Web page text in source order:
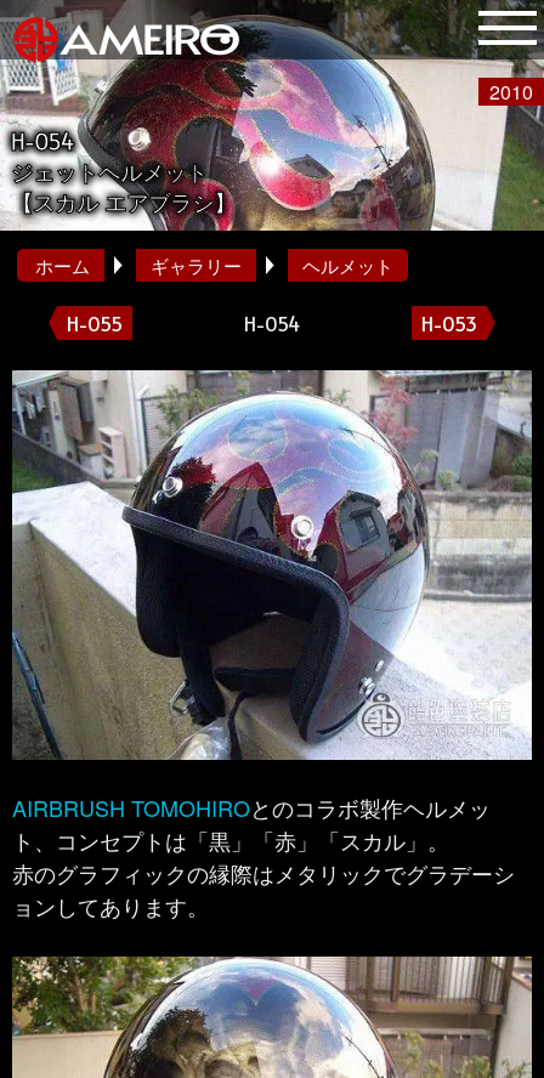
H-054
ジェットヘルメット
【スカル エアブラシ】
2010
ホーム ギャラリー ヘルメット
H-055 H-054 H-053
AIRBRUSH TOMOHIROとのコラボ製作ヘルメッ
ト、コンセプトは「黒」「赤」「スカル」。
赤のグラフィックの縁際はメタリックでグラデーシ
ョンしてあります。